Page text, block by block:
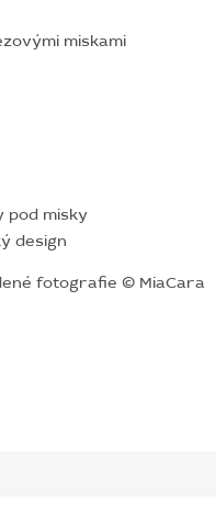
miskami
pod misky
design
fotografie © MiaCara